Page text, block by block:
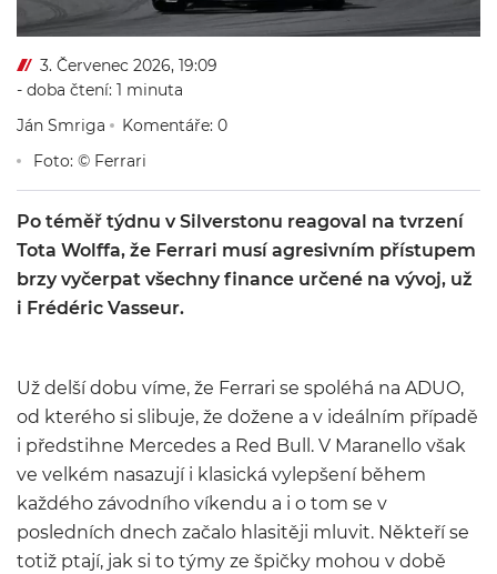
3. Červenec 2026, 19:09
- doba čtení: 1 minuta
Ján Smriga
Komentáře: 0
Foto: © Ferrari
Po téměř týdnu v Silverstonu reagoval na tvrzení
Tota Wolffa, že Ferrari musí agresivním přístupem
brzy vyčerpat všechny finance určené na vývoj, už
i Frédéric Vasseur.
Už delší dobu víme, že Ferrari se spoléhá na ADUO,
od kterého si slibuje, že dožene a v ideálním případě
i předstihne Mercedes a Red Bull . V Maranello však
ve velkém nasazují i klasická vylepšení během
každého závodního víkendu a i o tom se v
posledních dnech začalo hlasitěji mluvit. Někteří se
totiž ptají, jak si to týmy ze špičky mohou v době